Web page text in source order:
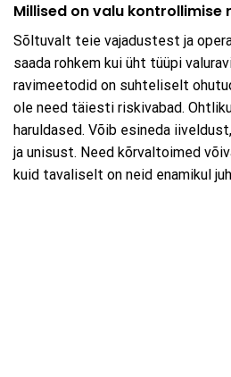
Millised on valu kontrollimise
Sõltuvalt teie vajadustest ja
saada rohkem kui üht tüüpi
ravimeetodid on suhteliselt
ole need täiesti riskivabad.
haruldased. Võib esineda
ja unisust. Need kõrvaltoimed
kuid tavaliselt on neid enamikul